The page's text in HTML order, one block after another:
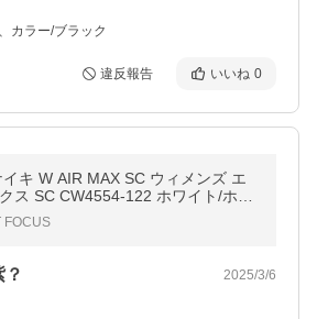
カラー/ブラック
違反報告 いいね 0
イキ W AIR MAX SC ウィメンズ エ
ス SC CW4554-122 ホワイト/ホッ
シャ 値下げしました
FOCUS
2025/3/6